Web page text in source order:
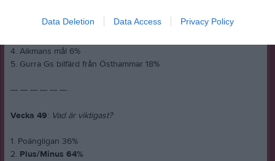
Data Deletion Data Access Privacy Policy
Max räddningar 30%
4. Aikmans mål 6%
5. Gurra Gs bilfärd från Östhammar 18%
--- --- --- --- --- ---
Vecka 49: Vad är viktigast?
1. Poängligan 36%
2. Plus/Minus 64%